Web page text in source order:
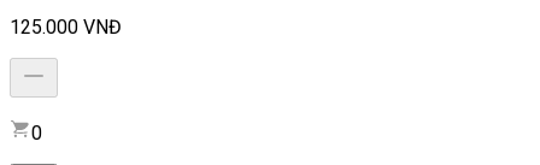
125.000 VNĐ
0